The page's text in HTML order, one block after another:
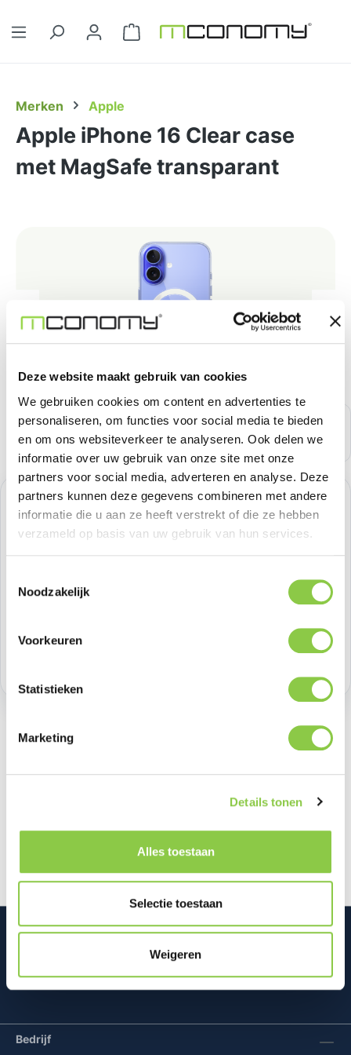
Deze website maakt gebruik van cookies
We gebruiken cookies om content en advertenties te
personaliseren, om functies voor social media te bieden
en om ons websiteverkeer te analyseren. Ook delen we
informatie over uw gebruik van onze site met onze
partners voor social media, adverteren en analyse. Deze
partners kunnen deze gegevens combineren met andere
informatie die u aan ze heeft verstrekt of die ze hebben
verzameld op basis van uw gebruik van hun services.
Noodzakelijk
Voorkeuren
Statistieken
Marketing
Details tonen
Alles toestaan
Selectie toestaan
Weigeren
Winkelwagentje bevat 0 artikelen.
Merken Apple
Apple iPhone 16 Clear case
met MagSafe transparant
Normale prijs:
€ 49,58
Prijzen excl. BTW
Producthoeveelheid: Voer de
Productnummer:
Beschrijving
Dit hoesje van Apple is dun en licht, en ligt prettig in
Bedrijf